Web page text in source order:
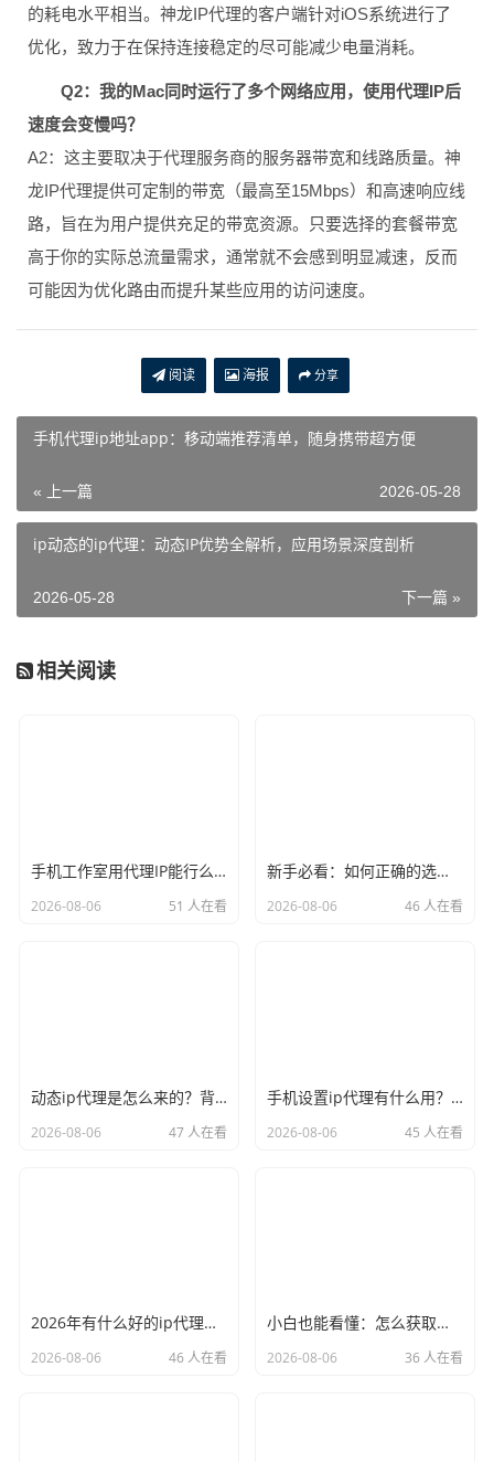
的耗电水平相当。神龙IP代理的客户端针对iOS系统进行了
优化，致力于在保持连接稳定的尽可能减少电量消耗。
Q2：我的Mac同时运行了多个网络应用，使用代理IP后
速度会变慢吗？
A2：这主要取决于代理服务商的服务器带宽和线路质量。神
龙IP代理提供可定制的带宽（最高至15Mbps）和高速响应线
路，旨在为用户提供充足的带宽资源。只要选择的套餐带宽
高于你的实际总流量需求，通常就不会感到明显减速，反而
可能因为优化路由而提升某些应用的访问速度。
阅读 海报 分享
手机代理ip地址app：移动端推荐清单，随身携带超方便
« 上一篇 2026-05-28
ip动态的ip代理：动态IP优势全解析，应用场景深度剖析
下一篇 »
2026-05-28
相关阅读
手机工作室用代理IP能行么？过来人的经验告诉你答案
2026-08-06 51 人在看
新手必看：如何正确的选择代理ip软件，别再交智商税了
2026-08-06 46 人在看
动态ip代理是怎么来的？背后的原理比你想象的精彩
2026-08-06 47 人在看
手机设置ip代理有什么用？不只是改定位那么简单
2026-08-06 45 人在看
2026年有什么好的ip代理软件？亲测后我只推荐这几个
2026-08-06 46 人在看
小白也能看懂：怎么获取代理ip和端口号，一步步教会你
2026-08-06 36 人在看